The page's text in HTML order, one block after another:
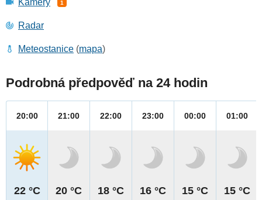
Kamery 1
Radar
Meteostanice (mapa)
Podrobná předpověď na 24 hodin
20:00
22 °C
21:00
20 °C
22:00
18 °C
23:00
16 °C
00:00
15 °C
01:00
15 °C